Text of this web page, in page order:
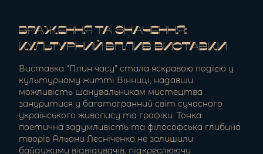
Враження та значення:
культурний вплив виставки
Виставка "Плин часу" стала яскравою подією у
культурному житті Вінниці, надавши
можливість шанувальникам мистецтва
зануритися у багатогранний світ сучасного
українського живопису та графіки. Тонка
поетична задумливість та філософська глибина
творів Альони Лесніченко не залишили
байдужими відвідувачів, підкреслюючи